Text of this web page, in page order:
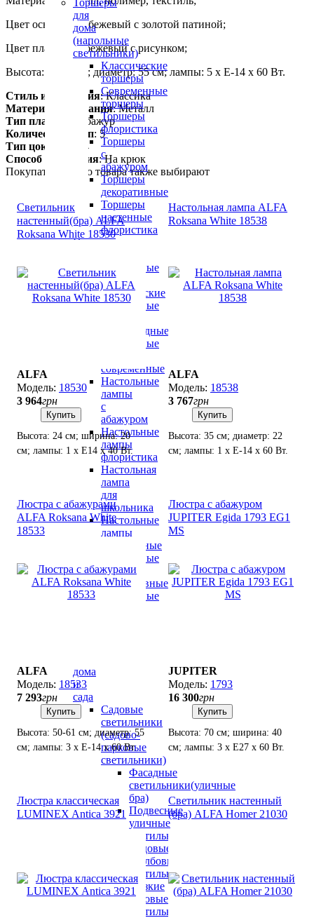
Торшеры
для
дома
(напольные
светильники)
Классические
торшеры
Современные
торшеры
Торшеры
флористика
Торшеры
с
абажуром
Торшеры
декоративные
Торшеры
настенные
флористика
Настольные
Настольные
лампы
классические
Настольные
светодиодные
Настольные
современные
Настольные
лампы
с
абажуром
Настольные
лампы
флористика
Настольная
лампа
для
школьника
Настольные
лампы
хрустальные
Настольные
лампы
декоративные
Настольные
дома
и
сада
Садовые
светильники
(садово-
парковые
светильники)
Фасадные
светильники(уличные
бра)
Подвесные
уличные
светильники
Садовые
столбовые
светильники
Низкие
садовые
светильники
Цвет основания: бежевый с золотой патиной;
Цвет плафонов: бежевый с рисунком;
Высота: 50-61 см; диаметр: 55 см; лампы: 5 х Е-14 х 60 Вт.
Стиль исполнения: Классика
Материал основания: Металл
Тип плафона
: Абажур
Количество ламп: 5
Тип цоколя
: E14
Способ крепления: На крюк
Покупатели этого товара также выбирают
Светильник
настенный(бра) ALFA
Roksana White 18530
ALFA
18530
3 964грн
Купить
Высота: 24 см; ширина: 20
см; лампы: 1 х Е14 х 40 Вт.
Настольная лампа ALFA
Roksana White 18538
ALFA
18538
3 767грн
Купить
Высота: 35 см; диаметр: 22
см; лампы: 1 х Е-14 х 60 Вт.
Люстра с абажурами
ALFA Roksana White
18533
ALFA
18533
7 293грн
Купить
Высота: 50-61 см; диаметр: 55
см; лампы: 3 х Е-14 х 60 Вт.
Люстра с абажуром
JUPITER Egida 1793 EG1
MS
JUPITER
1793
16 300грн
Купить
Высота: 70 см; ширина: 40
см; лампы: 3 х Е27 х 60 Вт.
Люстра классическая
LUMINEX Antica 3921
Светильник настенный
(бра) ALFA Homer 21030